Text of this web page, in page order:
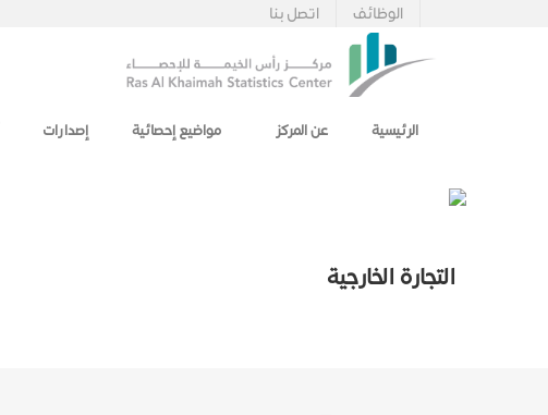
اتصل بنا الوظائف
الرئيسية عن المركز مواضيع إحصائية إصدارات
التجارة الخارجية